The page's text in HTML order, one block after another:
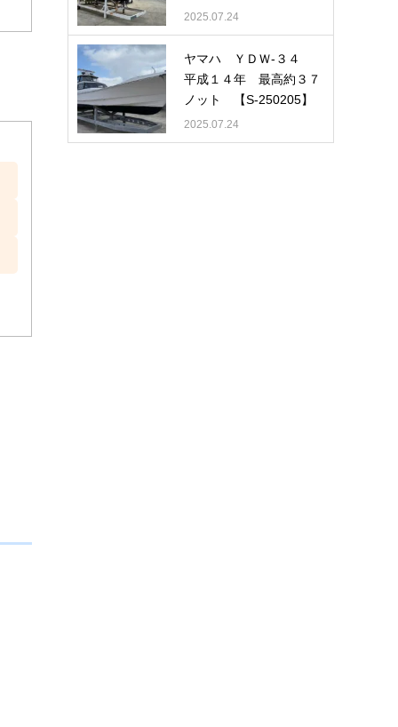
2025.07.24
ヤマハ ＹＤＷ-３４
平成１４年 最高約３７
ノット 【S-250205】
2025.07.24